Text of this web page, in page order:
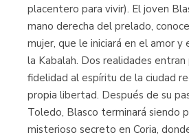
placentero para vivir). El joven
mano derecha del prelado,
mujer, que le iniciará en el amor y
la Kabalah. Dos realidades entran
fidelidad al espíritu de la ciudad
propia libertad. Después de su
Toledo, Blasco terminará siendo
misterioso secreto en Coria,